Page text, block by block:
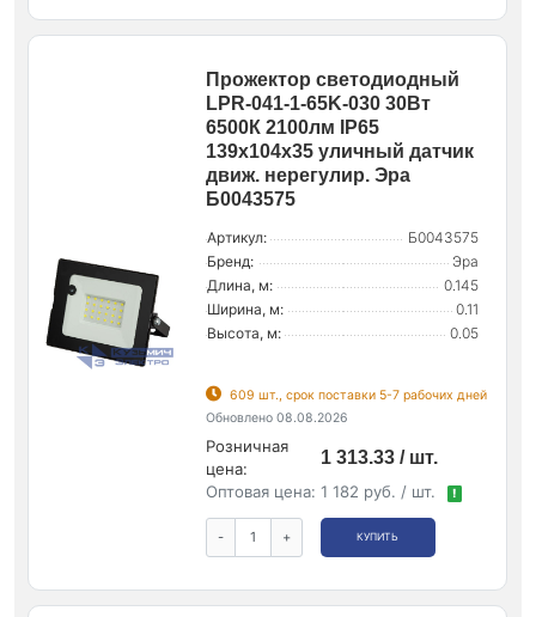
Прожектор светодиодный
LPR-041-1-65K-030 30Вт
6500К 2100лм IP65
139х104х35 уличный датчик
движ. нерегулир. Эра
Б0043575
Артикул:
Б0043575
Бренд:
Эра
Длина, м:
0.145
Ширина, м:
0.11
Высота, м:
0.05
609 шт., срок поставки 5-7 рабочих дней
Обновлено 08.08.2026
Розничная
цена:
1 313.33 / шт.
Оптовая цена: 1 182 руб. / шт. !
- + КУПИТЬ